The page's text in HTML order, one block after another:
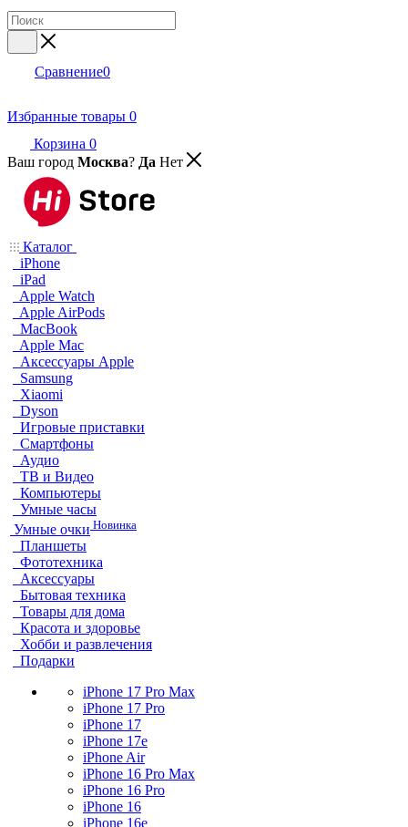
Сравнение0
Избранные товары 0
Корзина 0
Ваш город Москва? Да Нет
Каталог
iPhone
iPad
Apple Watch
Apple AirPods
MacBook
Apple Mac
Аксессуары Apple
Samsung
Xiaomi
Dyson
Игровые приставки
Смартфоны
Аудио
ТВ и Видео
Компьютеры
Умные часы
Умные очки Новинка
Планшеты
Фототехника
Аксессуары
Бытовая техника
Товары для дома
Красота и здоровье
Хобби и развлечения
Подарки
iPhone 17 Pro Max
iPhone 17 Pro
iPhone 17
iPhone 17e
iPhone Air
iPhone 16 Pro Max
iPhone 16 Pro
iPhone 16
iPhone 16e